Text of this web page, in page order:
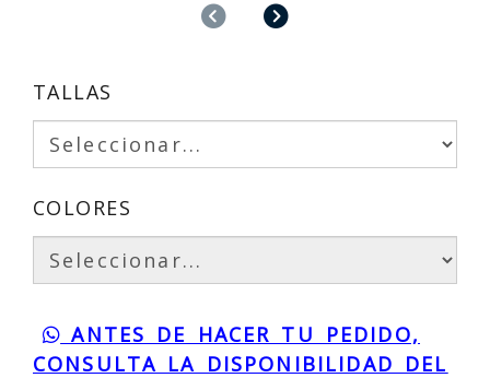
AnteriorSiguiente
TALLAS
COLORES
ANTES DE HACER TU PEDIDO,
CONSULTA LA DISPONIBILIDAD DEL